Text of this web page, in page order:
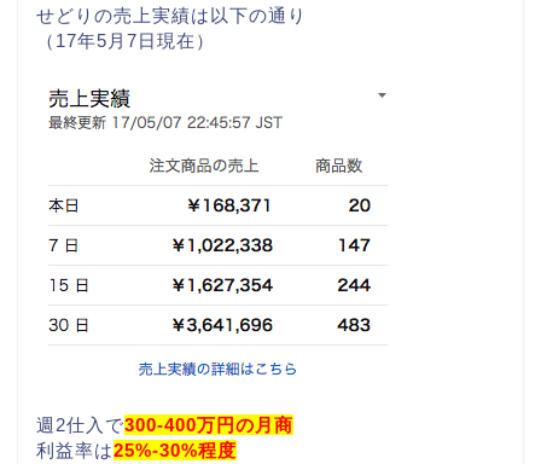
せどりの売上実績は以下の通り
（17年5月7日現在）
週2仕入で300-400万円の月商
利益率は25%-30%程度